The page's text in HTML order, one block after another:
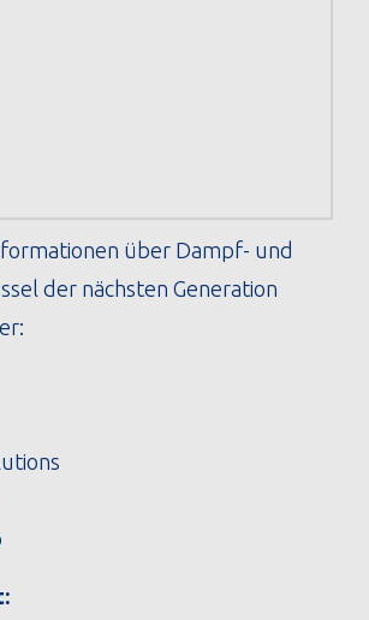
über Dampf- und
der nächsten Generation